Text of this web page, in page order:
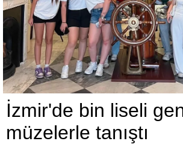
İzmir'de bin liseli
müzelerle tanıştı